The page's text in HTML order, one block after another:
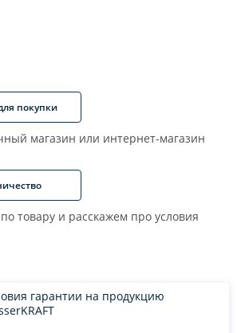
покупки
магазин или интернет-магазин
товару и расскажем про условия
гарантии на продукцию